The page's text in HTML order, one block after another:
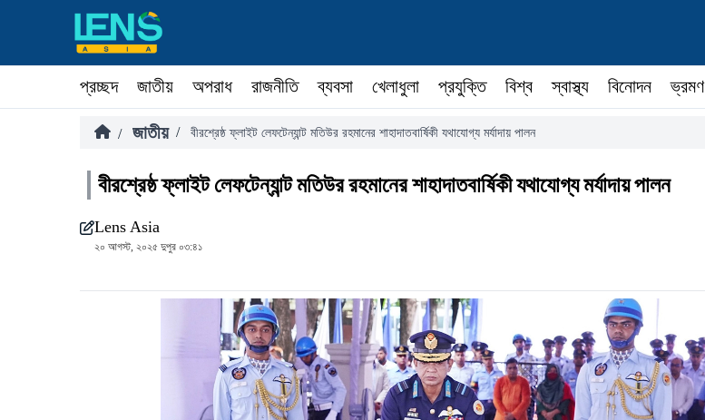
প্রচ্ছদ জাতীয় অপরাধ রাজনীতি ব্যবসা খেলাধুলা প্রযুক্তি বিশ্ব স্বাস্থ্য বিনোদন ভ্রমণ
/ জাতীয় / বীরশ্রেষ্ঠ ফ্লাইট লেফটেন্যান্ট মতিউর রহমানের শাহাদাতবার্ষিকী যথাযোগ্য মর্যাদায় পালন
বীরশ্রেষ্ঠ ফ্লাইট লেফটেন্যান্ট মতিউর রহমানের শাহাদাতবার্ষিকী যথাযোগ্য মর্যাদায় পালন
Lens Asia
২০ আগস্ট, ২০২৫ দুপুর ০৩:৪১